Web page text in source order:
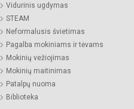
Vidurinis ugdymas
STEAM
Neformalusis švietimas
Pagalba mokiniams ir tėvams
Mokinių vežiojimas
Mokinių maitinimas
Patalpų nuoma
Biblioteka